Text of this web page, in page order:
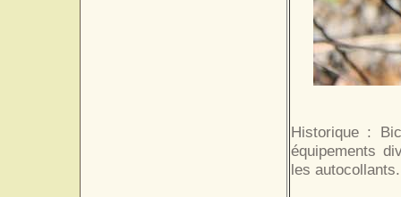
Historique :
équipements
les